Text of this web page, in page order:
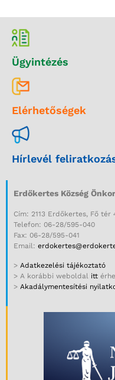
Ügyintézés
Elérhetőségek
Hírlevél
Erdőkertes Község
Cím: 2113 Erdőkertes, Fő tér
Telefon: 06-28/595-040
Fax: 06-28/595-041
Email:
> Adatkezelési tájékoztató
> A korábbi weboldal itt
> Akadálymentesítési